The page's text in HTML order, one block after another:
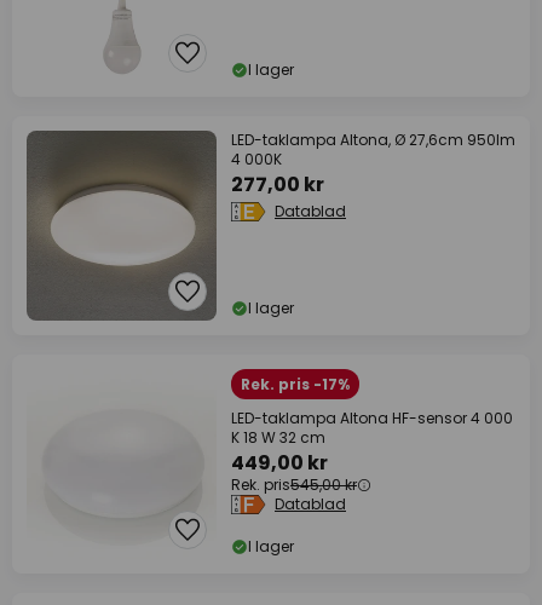
I lager
LED-taklampa Altona, Ø 27,6cm 950lm
4 000K
277,00 kr
Datablad
I lager
Rek. pris -17%
LED-taklampa Altona HF-sensor 4 000
K 18 W 32 cm
449,00 kr
Rek. pris545,00 kr
Datablad
I lager